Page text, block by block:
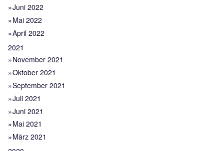
Juni 2022
Mai 2022
April 2022
2021
November 2021
Oktober 2021
September 2021
Juli 2021
Juni 2021
Mai 2021
März 2021